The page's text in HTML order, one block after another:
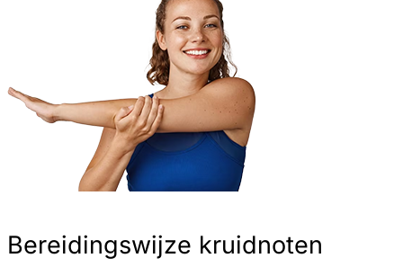
Bereidingswijze kruidnoten